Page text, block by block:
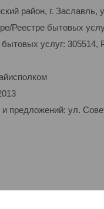
район, г. Заславль,
Реестре бытовых
услуг: 305514,
предложений: ул.